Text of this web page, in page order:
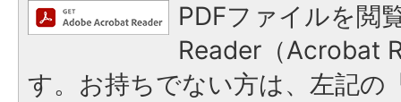
PDFファイルを閲
Reader（Acrobat
す。お持ちでない方は、左記の